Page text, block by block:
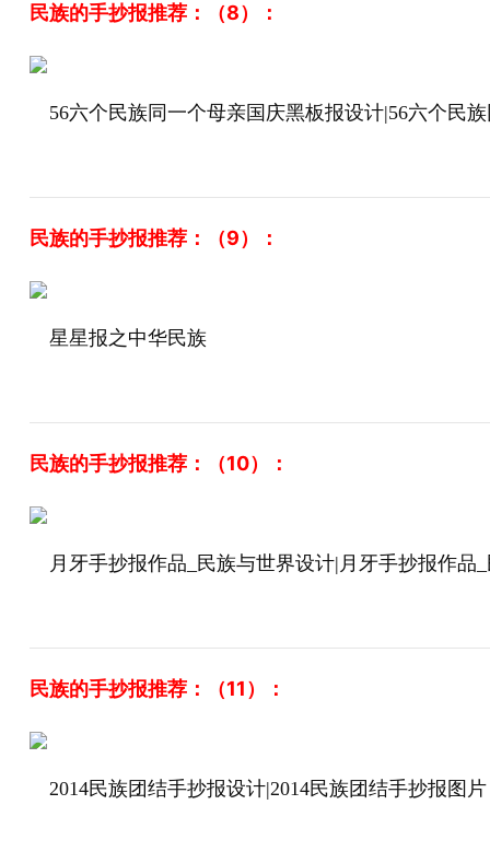
民族的手抄报推荐：（8）：
56六个民族同一个母亲国庆黑板报设计|56六个民
民族的手抄报推荐：（9）：
星星报之中华民族
民族的手抄报推荐：（10）：
月牙手抄报作品_民族与世界设计|月牙手抄报作品
民族的手抄报推荐：（11）：
2014民族团结手抄报设计|2014民族团结手抄报图片